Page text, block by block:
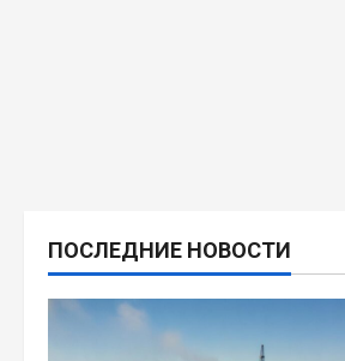
ПОСЛЕДНИЕ НОВОСТИ